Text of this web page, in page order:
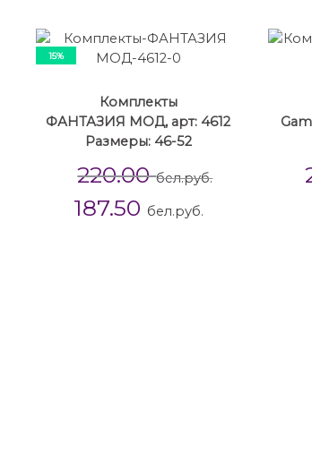
15%
Комплекты
ФАНТАЗИЯ МОД, арт: 4612
Размеры: 46-52
220.00бел.руб.
187.50 бел.руб.